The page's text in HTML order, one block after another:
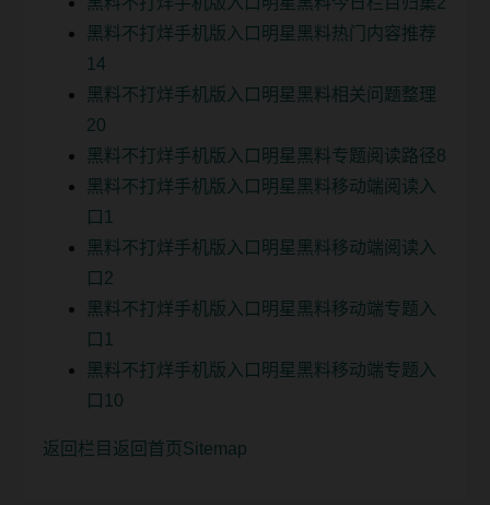
黑料不打烊手机版入口明星黑料热门内容推荐
14
黑料不打烊手机版入口明星黑料相关问题整理
20
黑料不打烊手机版入口明星黑料专题阅读路径8
黑料不打烊手机版入口明星黑料移动端阅读入
口1
黑料不打烊手机版入口明星黑料移动端阅读入
口2
黑料不打烊手机版入口明星黑料移动端专题入
口1
黑料不打烊手机版入口明星黑料移动端专题入
口10
返回栏目 返回首页 Sitemap